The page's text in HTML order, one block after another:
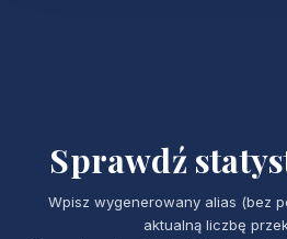
Sprawdź
Wpisz wygenerowany alias (bez
aktualną liczbę